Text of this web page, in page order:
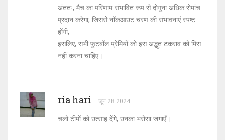
अंततः, मैच का परिणाम संभावित रूप से दोगुना अधिक रोमांच
प्रदान करेगा, जिससे नॉकआउट चरण की संभावनाएं स्पष्ट
होंगी,
इसलिए, सभी फुटबॉल प्रेमियों को इस अद्भुत टकराव को मिस
नहीं करना चाहिए।
ria hari जून 28 2024
चलो टीमों को उत्साह देंगे, उनका भरोसा जगाएँ।